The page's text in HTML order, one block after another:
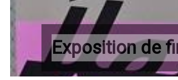
Exposition de